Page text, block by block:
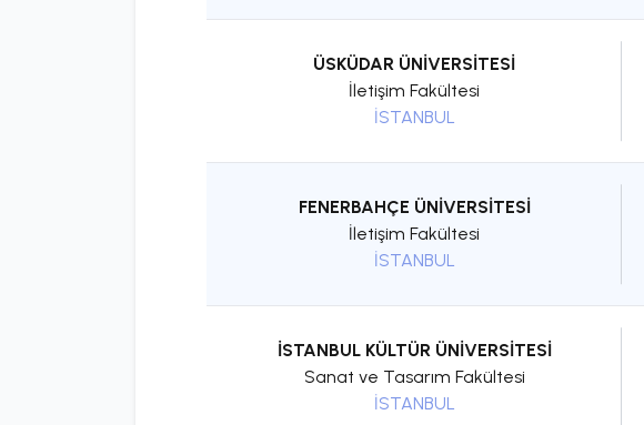
ÜSKÜDAR ÜNİVERSİTESİ
İletişim Fakültesi
İSTANBUL
FENERBAHÇE ÜNİVERSİTESİ
İletişim Fakültesi
İSTANBUL
İSTANBUL KÜLTÜR ÜNİVERSİTESİ
Sanat ve Tasarım Fakültesi
İSTANBUL